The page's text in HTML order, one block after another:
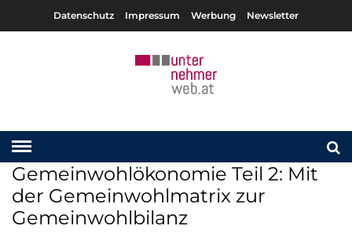
Datenschutz Impressum Werbung Newsletter
Gemeinwohlökonomie Teil 2: Mit
der Gemeinwohlmatrix zur
Gemeinwohlbilanz